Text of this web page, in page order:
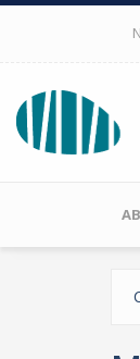
Skip to main